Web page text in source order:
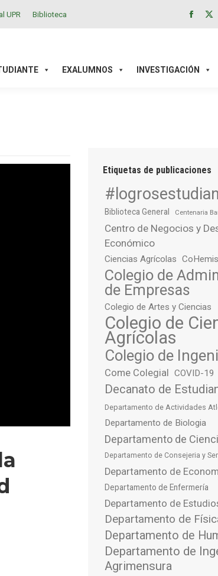
UPR Biblioteca
in
in
EXALUMNOS INVESTIGACIÓN
Etiquetas de publicaciones
Biblioteca General Centenaria
Centro de Negocios y
Económico
Ciencias Agrícolas CoHemis
Colegio de
de Empresas
Colegio de Artes y Ciencias
Colegio de
Agrícolas
Colegio de
Come Colegial COVID-19
Decanato de
Departamento de Actividades
Departamento de Biologia
Departamento de
Departamento de Consejeria y
Departamento de
Departamento de Enfermería
Departamento de
Departamento de
Departamento de
Departamento de
Agrimensura